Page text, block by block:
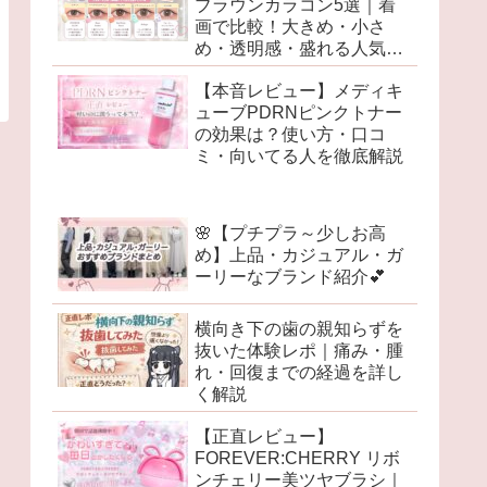
ブラウンカラコン5選｜着
画で比較！大きめ・小さ
め・透明感・盛れる人気レ
ンズを徹底レビュー♡
【本音レビュー】メディキ
ューブPDRNピンクトナー
の効果は？使い方・口コ
ミ・向いてる人を徹底解説
🌸【プチプラ～少しお高
め】上品・カジュアル・ガ
ーリーなブランド紹介💕
横向き下の歯の親知らずを
抜いた体験レポ｜痛み・腫
れ・回復までの経過を詳し
く解説
【正直レビュー】
FOREVER:CHERRY リボ
ンチェリー美ツヤブラシ｜